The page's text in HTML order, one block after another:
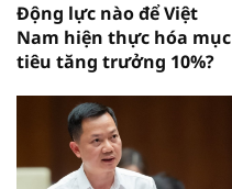
Động lực nào để Việt
Nam hiện thực hóa mục
tiêu tăng trưởng 10%?